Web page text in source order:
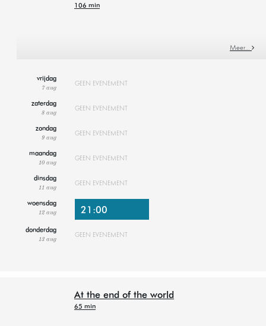
106 min
Meer…
vrijdag
7 aug
GEEN EVENEMENT
zaterdag
8 aug
GEEN EVENEMENT
zondag
9 aug
GEEN EVENEMENT
maandag
10 aug
GEEN EVENEMENT
dinsdag
11 aug
GEEN EVENEMENT
woensdag
12 aug 21:00
donderdag
13 aug
GEEN EVENEMENT
At the end of the world
65 min